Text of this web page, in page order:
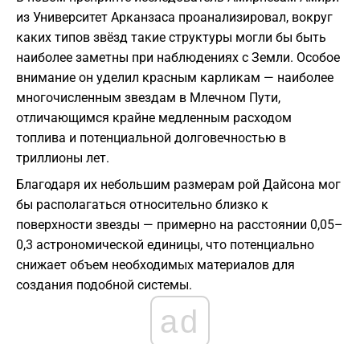
из Университет Арканзаса проанализировал, вокруг
каких типов звёзд такие структуры могли бы быть
наиболее заметны при наблюдениях с Земли. Особое
внимание он уделил красным карликам — наиболее
многочисленным звездам в Млечном Пути,
отличающимся крайне медленным расходом
топлива и потенциальной долговечностью в
триллионы лет.
Благодаря их небольшим размерам рой Дайсона мог
бы располагаться относительно близко к
поверхности звезды — примерно на расстоянии 0,05–
0,3 астрономической единицы, что потенциально
снижает объем необходимых материалов для
создания подобной системы.
ad